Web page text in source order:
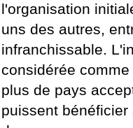
l'organisation
uns des autres,
infranchissable.
considérée
plus de pays
puissent